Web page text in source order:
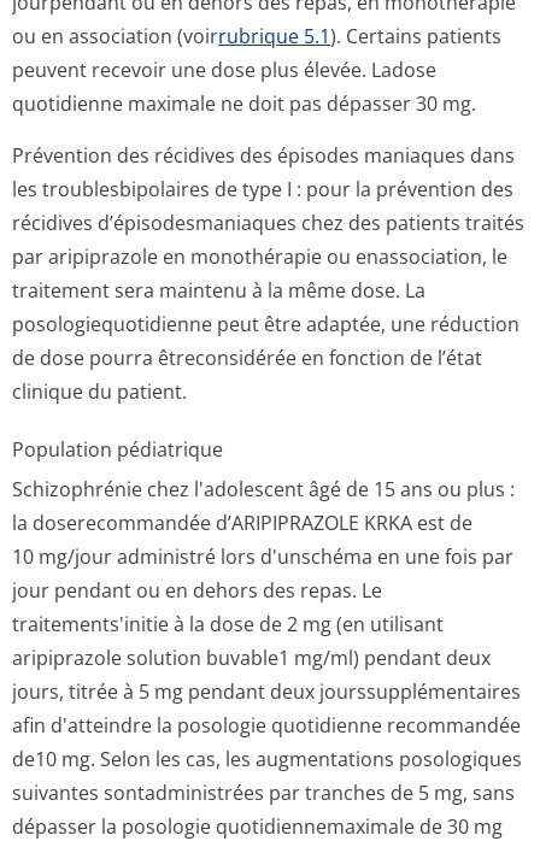
ou en association (voirrubrique 5.1). Certains patients
peuvent recevoir une dose plus élevée. Ladose
quotidienne maximale ne doit pas dépasser 30 mg.
Prévention des récidives des épisodes maniaques dans
les troublesbipolaires de type I : pour la prévention des
récidives d’épisodesmaniaques chez des patients traités
par aripiprazole en monothérapie ou enassociation, le
traitement sera maintenu à la même dose. La
posologiequoti­dienne peut être adaptée, une réduction
de dose pourra êtreconsidérée en fonction de l’état
clinique du patient.
Population pédiatrique
Schizophrénie chez l'adolescent âgé de 15 ans ou plus :
la doserecommandée d’ARIPIPRAZOLE KRKA est de
10 mg/jour administré lors d'unschéma en une fois par
jour pendant ou en dehors des repas. Le
traitements'initie à la dose de 2 mg (en utilisant
aripiprazole solution buvable1 mg/ml) pendant deux
jours, titrée à 5 mg pendant deux jourssupplémen­taires
afin d'atteindre la posologie quotidienne recommandée
de10 mg. Selon les cas, les augmentations posologiques
suivantes sontadministrées par tranches de 5 mg, sans
dépasser la posologie quotidiennemaximale de 30 mg